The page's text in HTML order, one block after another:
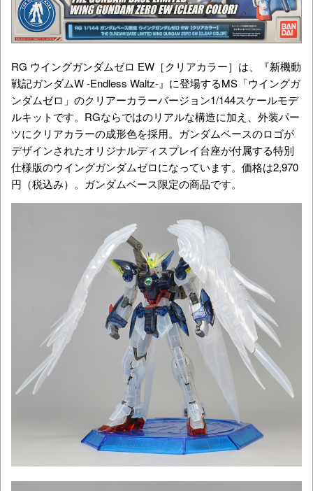
RG ウイングガンダムゼロ EW［クリアカラー］は、『新機動
戦記ガンダムW -Endless Waltz-』に登場するMS「ウイングガ
ンダムゼロ」のクリアーカラーバージョン1/144スケールモデ
ルキットです。RGならではのリアルな構造に加え、外装パー
ツにクリアカラーの成形色を採用。ガンダムベースのロゴが
デザインされたオリジナルディスプレイ台座が付属する特別
仕様版のウイングガンダムゼロになっています。価格は2,970
円 （税込み）。ガンダムベース限定の商品です。